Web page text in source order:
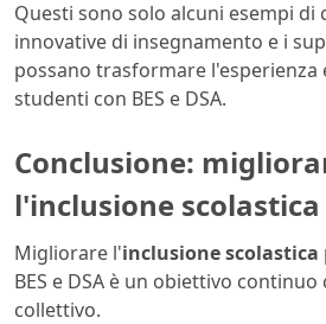
Questi sono solo alcuni esempi di
innovative di insegnamento e i
possano trasformare l'esperienza
studenti con BES e DSA.
Conclusione:
l'inclusione scolastica
Migliorare l'inclusione scolastica
BES e DSA è un obiettivo
collettivo.